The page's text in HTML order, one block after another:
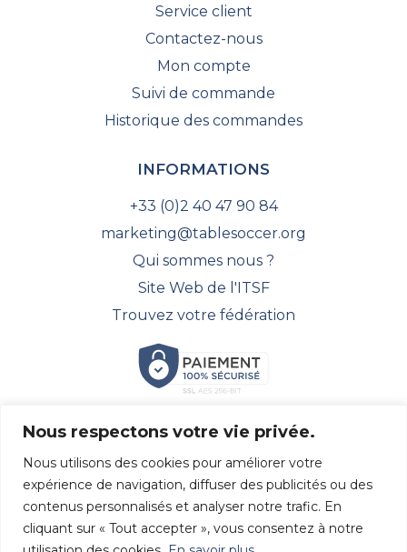
Nous respectons votre vie privée.
Nous utilisons des cookies pour améliorer votre
expérience de navigation, diffuser des publicités ou des
contenus personnalisés et analyser notre trafic. En
cliquant sur « Tout accepter », vous consentez à notre
Service client
Contactez-nous
Mon compte
Suivi de commande
Historique des commandes
INFORMATIONS
+33 (0)2 40 47 90 84
marketing@tablesoccer.org
Qui sommes nous ?
Site Web de l'ITSF
Trouvez votre fédération
SUIVEZ NOUS !
nous sur les réseaux sociaux.